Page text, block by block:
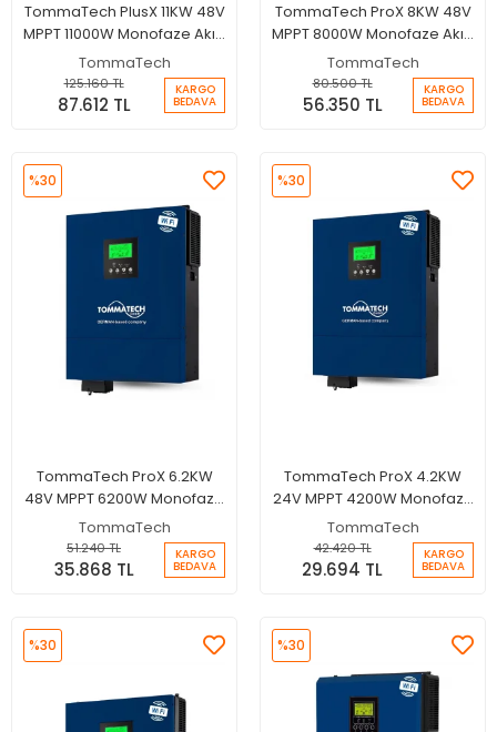
TommaTech PlusX 11KW 48V
MPPT 11000W Monofaze Akıllı
İnverter + Wifi
TommaTech
125.160 TL
87.612 TL
KARGO
BEDAVA
TommaTech ProX 8KW 48V
MPPT 8000W Monofaze Akıllı
İnverter + Wifi
TommaTech
80.500 TL
56.350 TL
KARGO
BEDAVA
TommaTech ProX 6.2KW
48V MPPT 6200W Monofaze
Akıllı İnverter + Wifi
TommaTech
%30
51.240 TL
35.868 TL
KARGO
BEDAVA
TommaTech ProX 4.2KW
24V MPPT 4200W Monofaze
Akıllı İnverter + Wifi
TommaTech
%30
42.420 TL
29.694 TL
KARGO
BEDAVA
%30 %30